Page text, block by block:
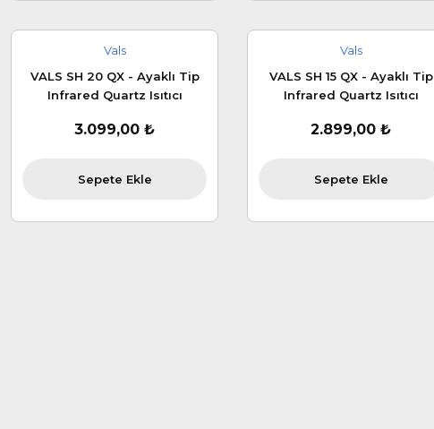
Vals
VALS SH 20 QX - Ayaklı Tip
Infrared Quartz Isıtıcı
3.099,00 ₺
Sepete Ekle
Vals
VALS SH 15 QX - Ayaklı Tip
Infrared Quartz Isıtıcı
2.899,00 ₺
Sepete Ekle